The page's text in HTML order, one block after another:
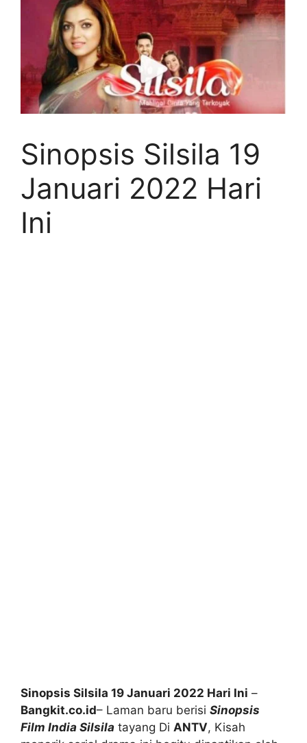
Sinopsis Silsila 19
Januari 2022 Hari
Ini
Sinopsis Silsila 19 Januari 2022 Hari Ini –
Bangkit.co.id– Laman baru berisi Sinopsis
Film India Silsila tayang Di ANTV, Kisah